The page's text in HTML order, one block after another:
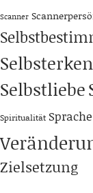
Scanner
Selbstliebe
Spiritualität Sprache
Zielsetzung